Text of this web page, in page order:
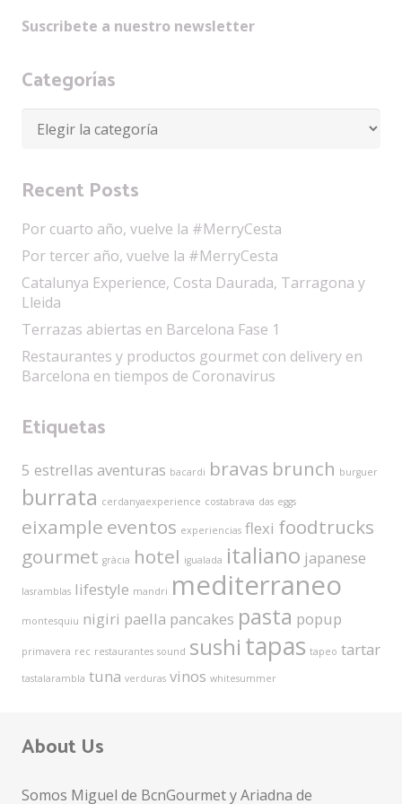
Suscribete a nuestro newsletter
Categorías
Categorías
Recent Posts
Por cuarto año, vuelve la #MerryCesta
Por tercer año, vuelve la #MerryCesta
Catalunya Experience, Costa Daurada, Tarragona y
Lleida
Terrazas abiertas en Barcelona Fase 1
Restaurantes y productos gourmet con delivery en
Barcelona en tiempos de Coronavirus
Etiquetas
5 estrellas aventuras bacardi bravas brunch burguer
burrata cerdanyaexperience costabrava das eggs
eixample eventos experiencias flexi foodtrucks
gourmet gràcia hotel igualada italiano japanese
lasramblas lifestyle mandri mediterraneo
montesquiu nigiri paella pancakes pasta popup
primavera rec restaurantes sound sushi tapas tapeo tartar
tastalarambla tuna verduras vinos whitesummer
About Us
Somos Miguel de BcnGourmet y Ariadna de